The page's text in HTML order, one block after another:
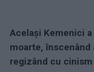
Același Kemenici
moarte,
regizând cu